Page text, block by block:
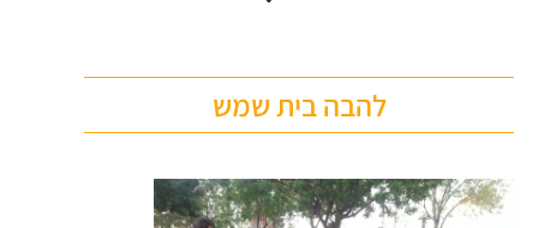
להבה בית שמש